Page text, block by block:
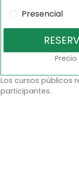
Presencial
Los cursos públicos
participantes.